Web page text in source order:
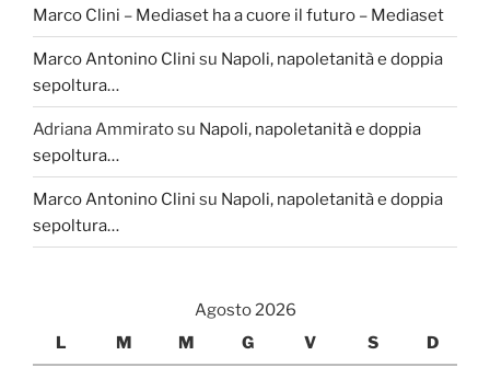
Marco Clini – Mediaset ha a cuore il futuro – Mediaset
Marco Antonino Clini su Napoli, napoletanità e doppia
sepoltura…
Adriana Ammiratosu Napoli, napoletanità e doppia
sepoltura…
Marco Antonino Clini su Napoli, napoletanità e doppia
sepoltura…
Agosto 2026
L
M M G V S D